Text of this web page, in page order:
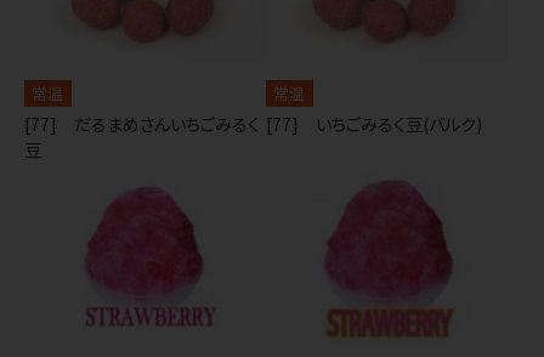
常温
[77] だるまめさんいちごみるく
豆
常温
[77] いちごみるく豆(バルク)